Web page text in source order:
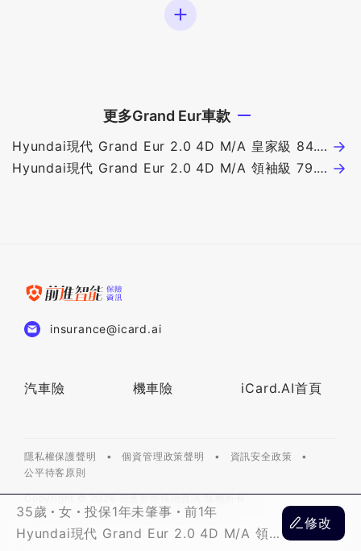
35歲 女 投保1年未肇事
前1年
Hyundai現代 Grand Eur 2.0 4D M/A 領袖
修改
更多Grand Eur車款
Hyundai現代 Grand Eur 2.0 4D M/A 皇家級 84.9
萬
Hyundai現代 Grand Eur 2.0 4D M/A 領袖級 79.9
insurance@icard.ai
汽車險 機車險 iCard.AI首頁
隱私權保護聲明 個資管理政策聲明
資訊安全政策
公平待客原則
Copyright ©2026前進智能保險資訊 版權所有